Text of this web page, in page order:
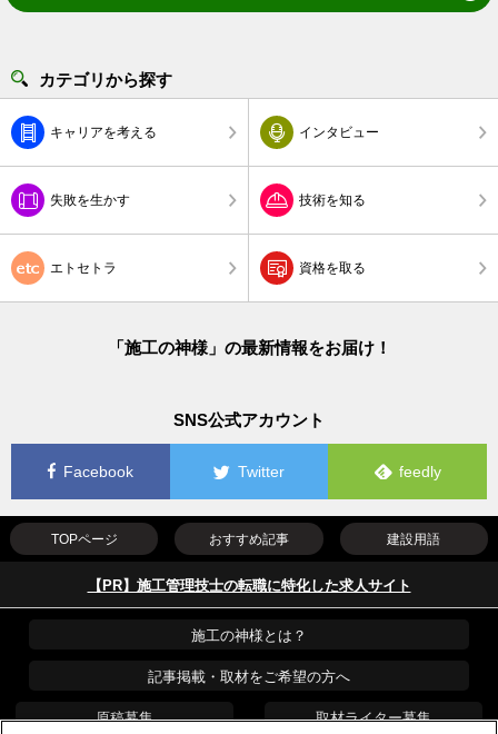
カテゴリから探す
キャリアを考える インタビュー
失敗を生かす 技術を知る
エトセトラ 資格を取る
「施工の神様」の最新情報をお届け！
SNS公式アカウント
Facebook Twitter feedly
TOPページ おすすめ記事 建設用語
【PR】施工管理技士の転職に特化した求人サイト
施工の神様とは？
記事掲載・取材をご希望の方へ
原稿募集 取材ライター募集